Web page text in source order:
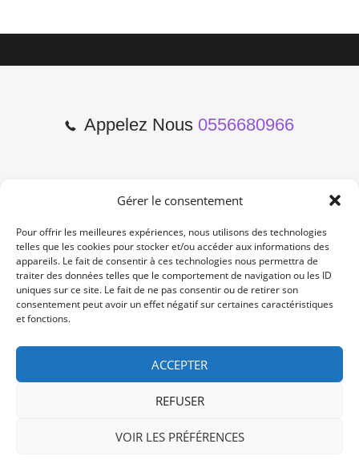
Gérer le consentement
Pour offrir les meilleures expériences, nous utilisons des technologies
telles que les cookies pour stocker et/ou accéder aux informations des
appareils. Le fait de consentir à ces technologies nous permettra de
traiter des données telles que le comportement de navigation ou les ID
uniques sur ce site. Le fait de ne pas consentir ou de retirer son
consentement peut avoir un effet négatif sur certaines caractéristiques
et fonctions.
ACCEPTER
REFUSER
VOIR LES PRÉFÉRENCES
Appelez Nous 0556680966
2 Cours de l'Yser 33800
Bordeaux
Lun-Samedi: 10:00 -19:00
Non Stop
/ /